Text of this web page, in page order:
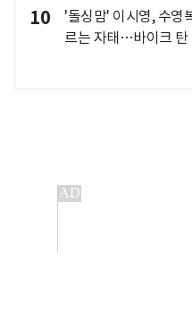
10
'돌싱맘' 이시영, 수영
르는 자태…바이크 탄